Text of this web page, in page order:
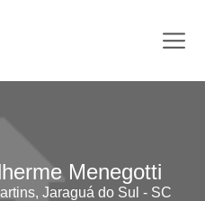
Menegotti
Jaraguá do Sul - SC